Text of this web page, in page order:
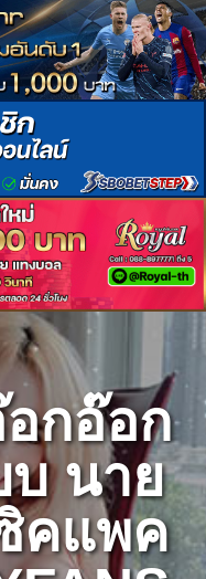
กอ๊อก
บ นาย
คแพค